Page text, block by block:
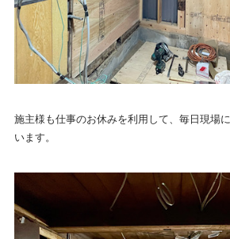
施主様も仕事のお休みを利用して、毎日現場
います。